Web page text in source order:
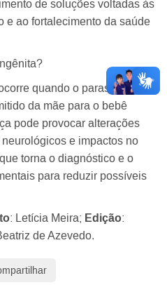
de soluções voltadas às
e ao fortalecimento da saúde
quando o parasita
da mãe para o bebê
pode provocar alterações
e impactos no
torna o diagnóstico e o
para reduzir possíveis
: Letícia Meira; Edição:
de Azevedo.